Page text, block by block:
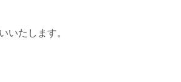
いたします。